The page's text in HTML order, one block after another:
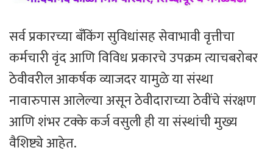
सर्व प्रकारच्या बँकिंग सुविधांसह सेवाभावी वृत्तीचा
कर्मचारी वृंद आणि विविध प्रकारचे उपक्रम त्याचबरोबर
ठेवीवरील आकर्षक व्याजदर यामुळे या संस्था
नावारुपास आलेल्या असून ठेवीदाराच्या ठेवींचे संरक्षण
आणि शंभर टक्के कर्ज वसुली ही या संस्थांची मुख्य
वैशिष्ट्ये आहेत.